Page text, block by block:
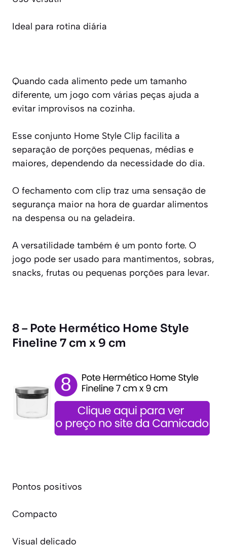
Ideal para rotina diária
Quando cada alimento pede um tamanho
diferente, um jogo com várias peças ajuda a
evitar improvisos na cozinha.
Esse conjunto Home Style Clip facilita a
separação de porções pequenas, médias e
maiores, dependendo da necessidade do dia.
O fechamento com clip traz uma sensação de
segurança maior na hora de guardar alimentos
na despensa ou na geladeira.
A versatilidade também é um ponto forte. O
jogo pode ser usado para mantimentos, sobras,
snacks, frutas ou pequenas porções para levar.
8 – Pote Hermético Home Style
Fineline 7 cm x 9 cm
Pontos positivos
Compacto
Visual delicado